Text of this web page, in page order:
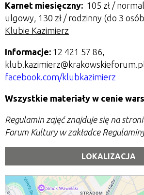
Karnet miesięczny: 105 zł /
ulgowy, 130 zł / rodzinny (do 3
Klubie Kazimierz
Informacje: 12 421 57 86,
facebook.com/klubkazimierz
Wszystkie materiały w cenie
Regulamin zajęć znajduje się na
Forum Kultury w zakładce
LOKALIZACJA